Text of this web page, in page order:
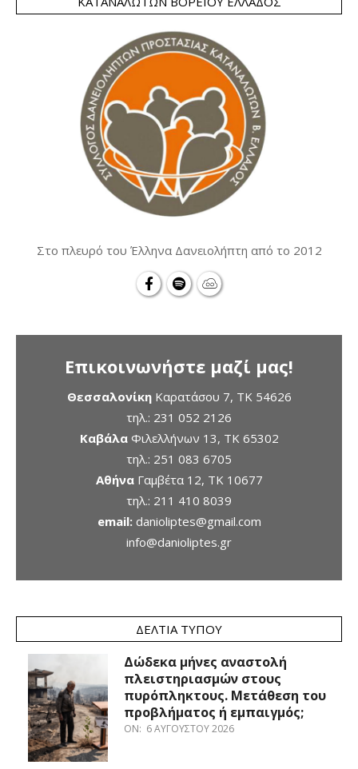
Στο πλευρό του Έλληνα Δανειολήπτη από το 2012
Επικοινωνήστε μαζί μας!
ΘεσσαλονίκηΚαρατάσου 7, TK 54626
τηλ.: 231 052 2126
ΚαβάλαΦιλελλήνων 13, ΤΚ 65302
τηλ.: 251 083 6705
ΑθήναΓαμβέτα 12, ΤΚ 10677
τηλ.: 211 410 8039
email: danioliptes@gmail.com
info@danioliptes.gr
ΔΕΛΤΊΑ ΤΎΠΟΥ
Δώδεκα μήνες αναστολή
πλειστηριασμών στους
πυρόπληκτους. Μετάθεση του
προβλήματος ή εμπαιγμός;
ON: 6 ΑΥΓΟΎΣΤΟΥ 2026